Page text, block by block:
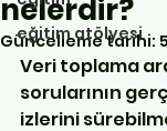
eğitim atölyesi
nelerdir?
Güncelleme tarihi:
Veri toplama
sorularının
izlerini